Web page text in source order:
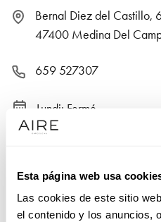
Esta página web usa
Las cookies de este sitio
el contenido y los anuncios,
Bernal Diez del Castillo,
47400 Medina Del
659 527307
Lundi: Fermé
Mardi: 10:00 – 14:00,
Vendredi: 10:00 –
Samedi: 10:00 – 14:00,